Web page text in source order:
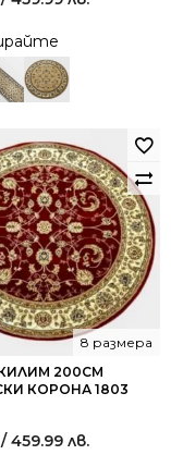
200СМ
КОРОНА 1803
8 размера
/ 459.99 лв.